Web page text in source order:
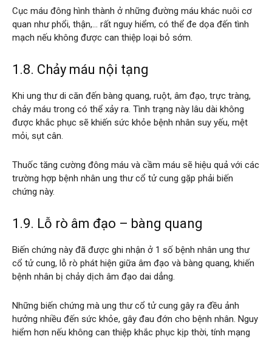
Cục máu đông hình thành ở những đường máu khác nuôi cơ
quan như phổi, thận,… rất nguy hiểm, có thể đe dọa đến tình
mạch nếu không được can thiệp loại bỏ sớm.
1.8. Chảy máu nội tạng
Khi ung thư di căn đến bàng quang, ruột, âm đạo, trực tràng,
chảy máu trong có thể xảy ra. Tình trạng này lâu dài không
được khắc phục sẽ khiến sức khỏe bệnh nhân suy yếu, mệt
mỏi, sụt cân.
Thuốc tăng cường đông máu và cầm máu sẽ hiệu quả với các
trường hợp bệnh nhân ung thư cổ tử cung gặp phải biến
chứng này.
1.9. Lỗ rò âm đạo – bàng quang
Biến chứng này đã được ghi nhận ở 1 số bệnh nhân ung thư
cổ tử cung, lỗ rò phát hiện giữa âm đạo và bàng quang, khiến
bệnh nhân bị chảy dịch âm đạo dai dẳng.
Những biến chứng mà ung thư cổ tử cung gây ra đều ảnh
hưởng nhiều đến sức khỏe, gây đau đớn cho bệnh nhân. Nguy
hiểm hơn nếu không can thiệp khắc phục kịp thời, tính mạng